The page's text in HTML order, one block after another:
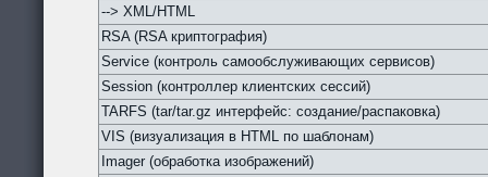
--> XML/HTML
RSA (RSA криптография)
Service (контроль самообслуживающих сервисов)
Session (контроллер клиентских сессий)
TARFS (tar/tar.gz интерфейс: создание/распаковка)
VIS (визуализация в HTML по шаблонам)
Imager (обработка изображений)